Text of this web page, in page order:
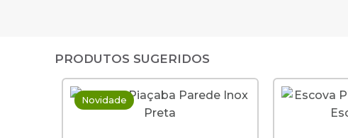
PRODUTOS SUGERIDOS
Novidade